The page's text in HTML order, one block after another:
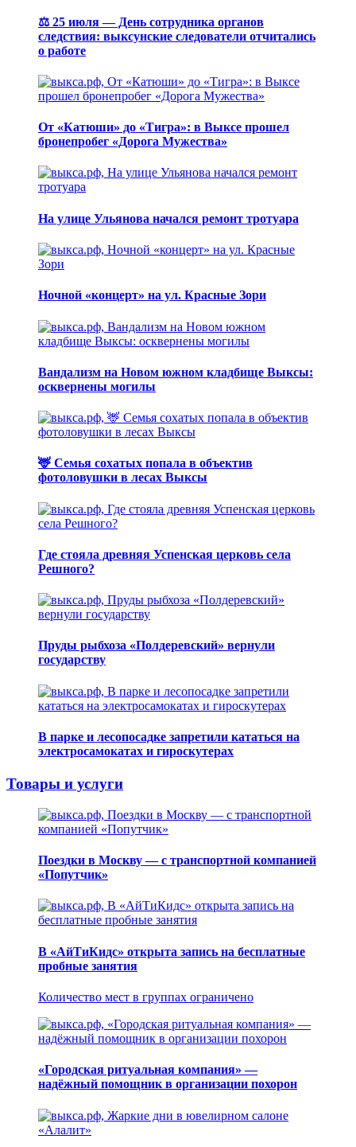
⚖️ 25 июля — День сотрудника органов
следствия: выксунские следователи отчитались
о работе
От «Катюши» до «Тигра»: в Выксе прошел
бронепробег «Дорога Мужества»
На улице Ульянова начался ремонт тротуара
Ночной «концерт» на ул. Красные Зори
Вандализм на Новом южном кладбище Выксы:
осквернены могилы
🦌 Семья сохатых попала в объектив
фотоловушки в лесах Выксы
Где стояла древняя Успенская церковь села
Решного?
Пруды рыбхоза «Полдеревский» вернули
государству
В парке и лесопосадке запретили кататься на
электросамокатах и гироскутерах
Товары и услуги
Поездки в Москву — с транспортной компанией
«Попутчик»
В «АйТиКидс» открыта запись на бесплатные
пробные занятия
Количество мест в группах ограничено
«Городская ритуальная компания» —
надёжный помощник в организации похорон